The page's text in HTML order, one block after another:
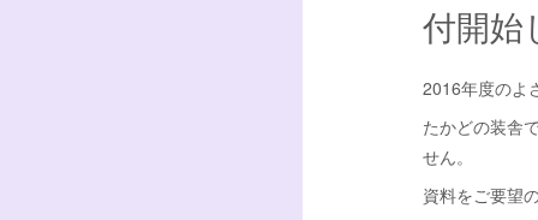
付開始
2016年度のよ
たかどの装舎
せん。
資料をご要望